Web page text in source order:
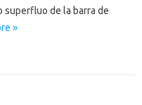
superfluo de la barra de
»